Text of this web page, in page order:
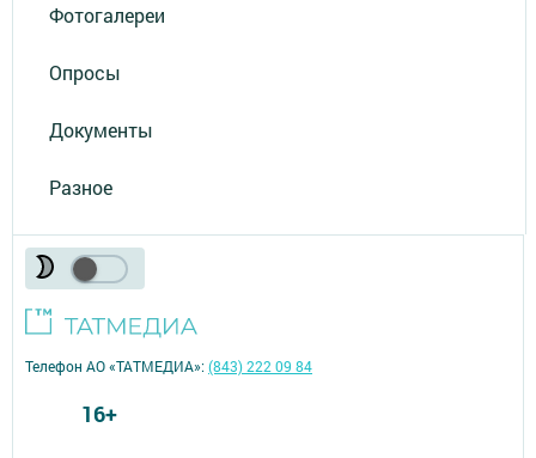
Фотогалереи
Опросы
Документы
Разное
Телефон АО «ТАТМЕДИА»:(843) 222 09 84
16+